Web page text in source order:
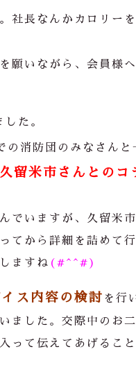
社長なんかカロリー
願いながら、会員様
した。
の消防団のみなさん
久留米市さんとのコ
でいますが、久留米
てから詳細を詰めて行
ますね (#^^#)
ス内容の検討 を行
ました。交際中のお
って伝えてあげるこ